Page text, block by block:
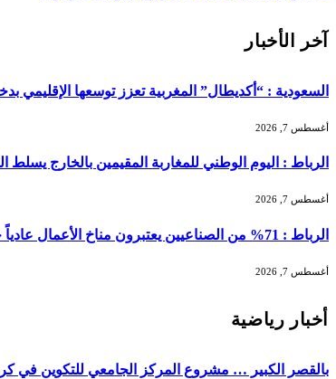
آخر الأخبار
السعودية : “أكديطال” المغربية تعزز توسعها الإقليمي
أغسطس 7, 2026
الرباط : اليوم الوطني للمغاربة المقيمين بالخارج يسلط
أغسطس 7, 2026
الرباط : 71% من الصناعيين يعتبرون مناخ الأعمال عادياً خلال الفصل الثاني من 2026 …
أغسطس 7, 2026
أخبار رياضية
بالقصر الكبير … مشروع المركز الجامعي للتكوين في